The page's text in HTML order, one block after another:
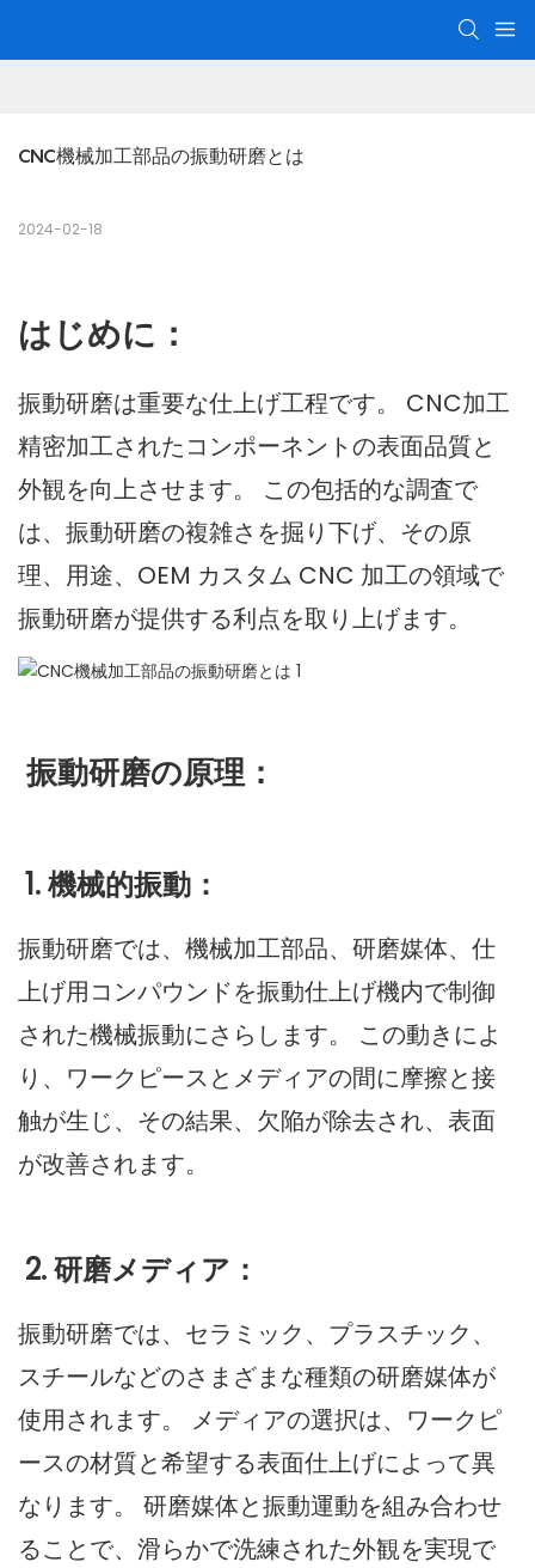
CNC機械加工部品の振動研磨とは
2024-02-18
はじめに：
振動研磨は重要な仕上げ工程です。 CNC加工
精密加工されたコンポーネントの表面品質と
外観を向上させます。 この包括的な調査で
は、振動研磨の複雑さを掘り下げ、その原
理、用途、OEM カスタム CNC 加工の領域で
振動研磨が提供する利点を取り上げます。
振動研磨の原理：
1. 機械的振動：
振動研磨では、機械加工部品、研磨媒体、仕
上げ用コンパウンドを振動仕上げ機内で制御
された機械振動にさらします。 この動きによ
り、ワークピースとメディアの間に摩擦と接
触が生じ、その結果、欠陥が除去され、表面
が改善されます。
2. 研磨メディア：
振動研磨では、セラミック、プラスチック、
スチールなどのさまざまな種類の研磨媒体が
使用されます。 メディアの選択は、ワークピ
ースの材質と希望する表面仕上げによって異
なります。 研磨媒体と振動運動を組み合わせ
ることで、滑らかで洗練された外観を実現で